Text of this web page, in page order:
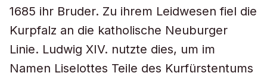
1685 ihr Bruder. Zu ihrem Leidwesen fiel die
Kurpfalz an die katholische Neuburger
Linie. Ludwig XIV. nutzte dies, um im
Namen Liselottes Teile des Kurfürstentums